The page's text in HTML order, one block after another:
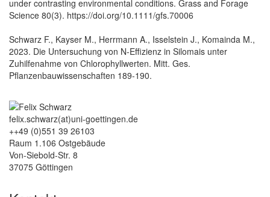
under contrasting environmental conditions. Grass and Forage
Science 80(3). https://doi.org/10.1111/gfs.70006
Schwarz F., Kayser M., Herrmann A., Isselstein J., Komainda M.,
2023. Die Untersuchung von N-Effizienz in Silomais unter
Zuhilfenahme von Chlorophyllwerten. Mitt. Ges.
Pflanzenbauwissenschaften 189-190.
felix.schwarz(at)uni-goettingen.de
++49 (0)551 39 26103
Raum 1.106 Ostgebäude
Von-Siebold-Str. 8
37075 Göttingen